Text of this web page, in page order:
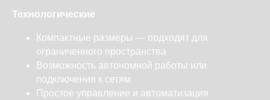
Технологические
Компактные размеры — подходят для
ограниченного пространства
Возможность автономной работы или
подключения к сетям
Простое управление и автоматизация